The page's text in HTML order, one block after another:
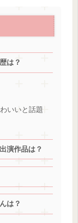
は？
いいと話題
演作品は？
は？